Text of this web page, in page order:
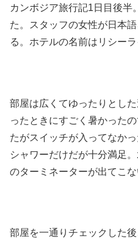
カンボジア旅行記1日目後半
た。スタッフの女性が日本
る。ホテルの名前はリシー
部屋は広くてゆったりとし
ったときにすごく暑かった
たがスイッチが入ってなか
シャワーだけだが十分満足
のターミネーターが出てこな
部屋を一通りチェックした